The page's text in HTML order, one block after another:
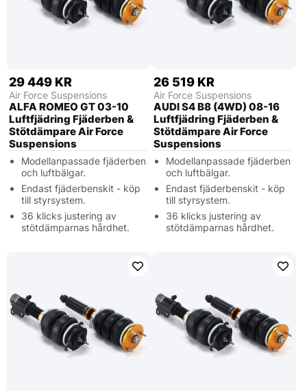
29 449 KR
Air Force Suspensions
ALFA ROMEO GT 03-10
Luftfjädring Fjäderben &
Stötdämpare Air Force
Suspensions
Modellanpassade fjäderben
och luftbälgar.
Endast fjäderbenskit - köp
till styrsystem.
36 klicks justering av
stötdämparnas hårdhet.
26 519 KR
Air Force Suspensions
AUDI S4 B8 (4WD) 08-16
Luftfjädring Fjäderben &
Stötdämpare Air Force
Suspensions
Modellanpassade fjäderben
och luftbälgar.
Endast fjäderbenskit - köp
till styrsystem.
36 klicks justering av
stötdämparnas hårdhet.